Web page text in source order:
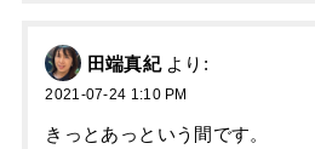
田端真紀 より:
2021-07-24 1:10 PM
きっとあっという間です。